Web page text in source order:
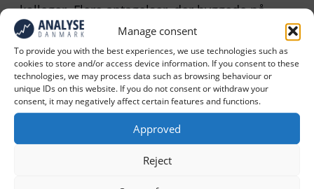
Manage consent
To provide you with the best experiences, we use technologies such as
cookies to store and/or access device information. If you consent to these
technologies, we may process data such as browsing behaviour or
unique IDs on this website. If you do not consent or withdraw your
consent, it may negatively affect certain features and functions.
Approved
Reject
kolleger. Flere antagelser, der byggede på
tidligere undersøgelser og har været
retningslinje for tilpasning og udvikling af
sundhed.dk, blev justeret i analysen. Derfor
kommer den til at føre forandring med sig.
”Der har været flere overraskelser, som har
vendt op og ned på opfattelsen af vores
brugere”, siger Dea Cæcilie Grollov.